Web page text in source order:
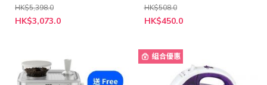
HK$5,398.0
特
殊
HK$3,073.0
HK$508.0
特
殊
HK$450.0
組合優惠